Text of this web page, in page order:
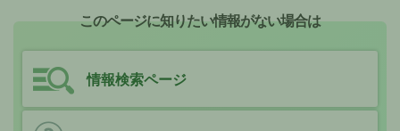
このページに知りたい情報がない場合は
情報検索ページ